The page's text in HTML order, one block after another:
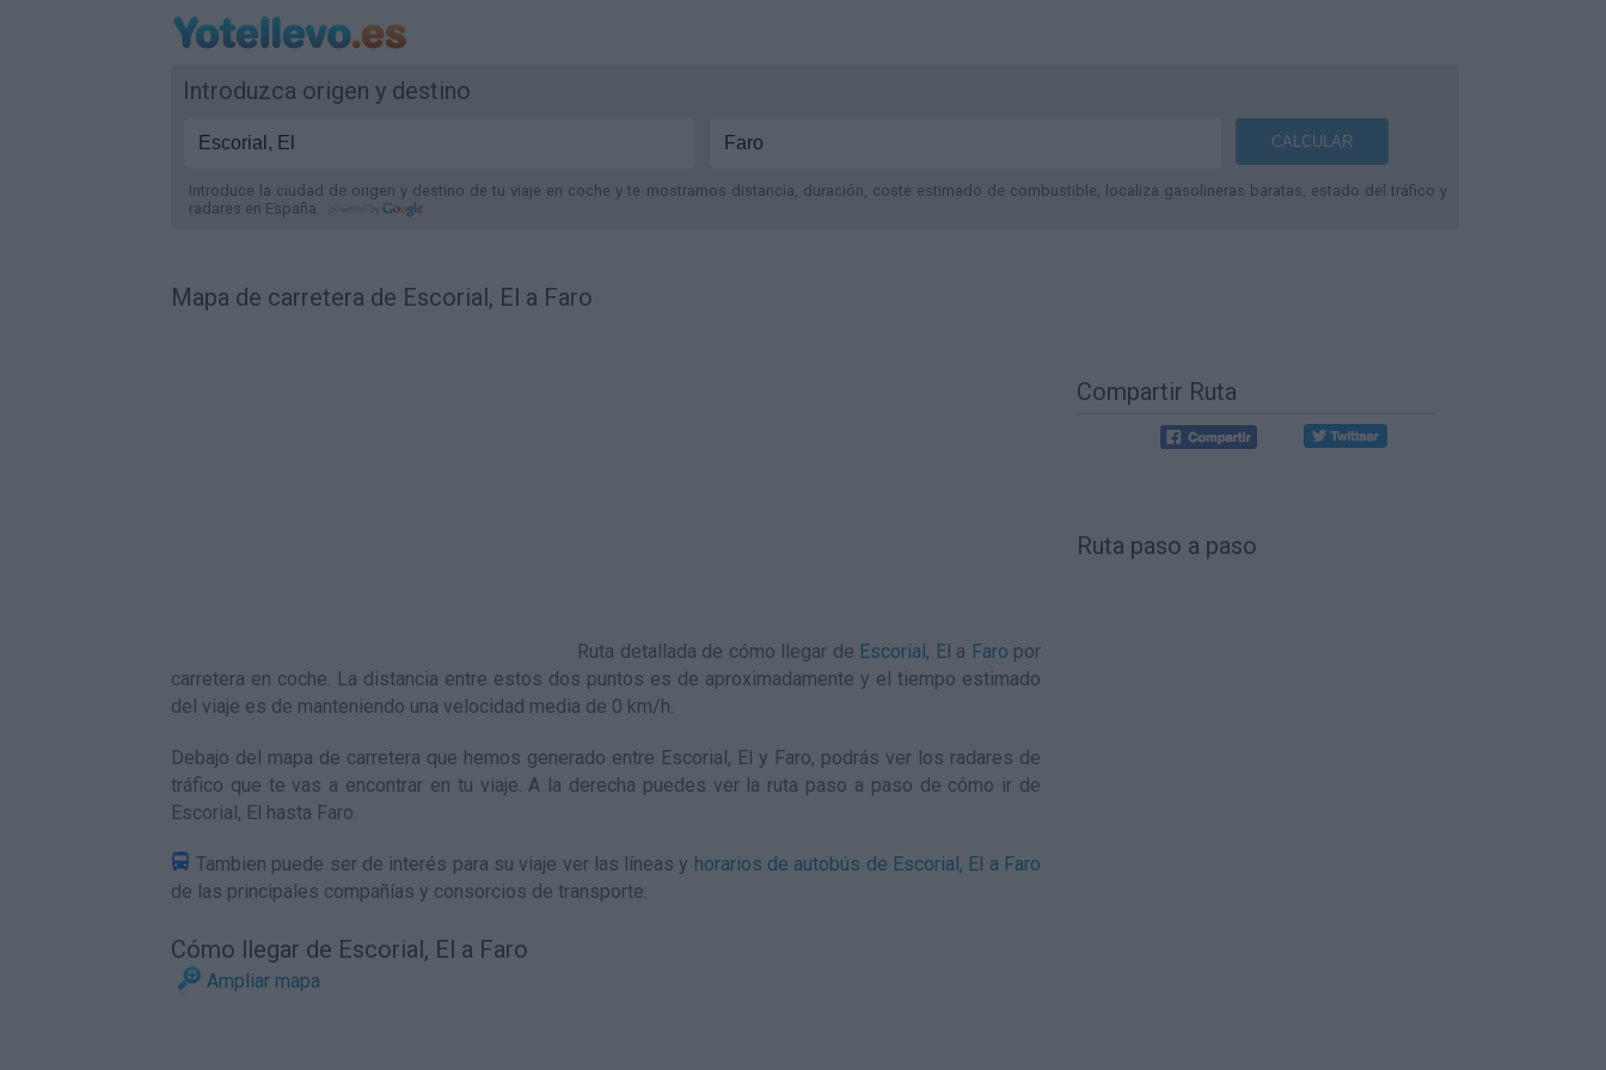
Introduzca origen y destino
Introduce la ciudad de origen y destino de tu viaje en coche y te mostramos distancia, duración, coste estimado de combustible, localiza gasolineras baratas, estado del tráfico y
radares en España.
Mapa de carretera de Escorial, El a Faro
Ruta detallada de cómo llegar de Escorial, El a Faro por
carretera en coche. La distancia entre estos dos puntos es de aproximadamente y el tiempo estimado
del viaje es de manteniendo una velocidad media de 0 km/h.
Debajo del mapa de carretera que hemos generado entre Escorial, El y Faro, podrás ver los radares de
tráfico que te vas a encontrar en tu viaje. A la derecha puedes ver la ruta paso a paso de cómo ir de
Escorial, El hasta Faro.
Tambien puede ser de interés para su viaje ver las líneas y horarios de autobús de Escorial, El a Faro
de las principales compañías y consorcios de transporte.
Cómo llegar de Escorial, El a Faro
Ampliar mapa
Compartir Ruta
Ruta paso a paso